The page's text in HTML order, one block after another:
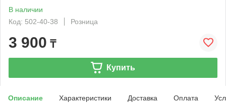
В наличии
Код: 502-40-38
Розница
3 900 ₸
Купить
Описание Характеристики Доставка Оплата